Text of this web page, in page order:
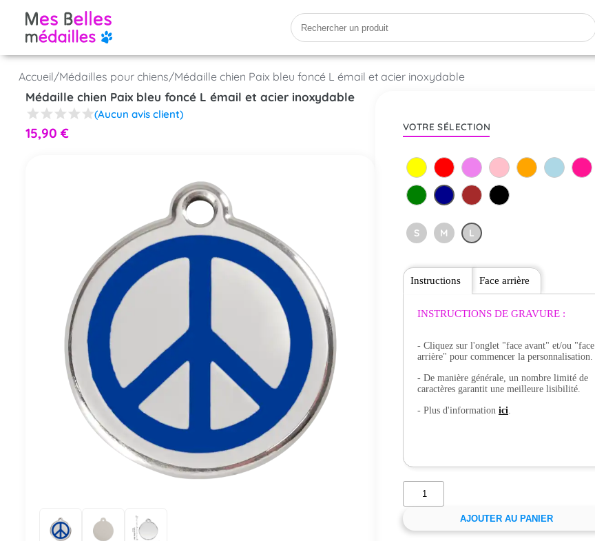
Accueil/Médailles pour chiens/Médaille chien Paix bleu foncé L émail et acier inoxydable
Médaille chien Paix bleu foncé L émail et acier inoxydable
(Aucun avis client)
15,90 € VOTRE SÉLECTION
S M L
Instructions
INSTRUCTIONS DE GRAVURE :
- Cliquez sur l'onglet "face avant" et/ou "face
arrière" pour commencer la personnalisation.
- De manière générale, un nombre limité de
caractères garantit une meilleure lisibilité.
- Plus d'information ici.
Face arrière
AJOUTER AU PANIER